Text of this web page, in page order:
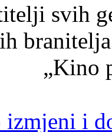
svih
„Kino